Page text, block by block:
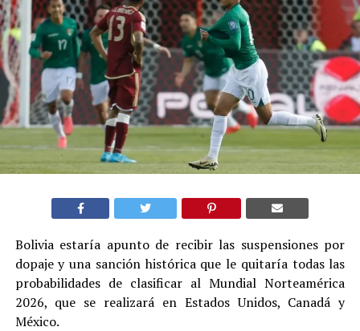
Bolivia estaría apunto de recibir las suspensiones por
dopaje y una sanción histórica que le quitaría todas las
probabilidades de clasificar al Mundial Norteamérica
2026, que se realizará en Estados Unidos, Canadá y
México.